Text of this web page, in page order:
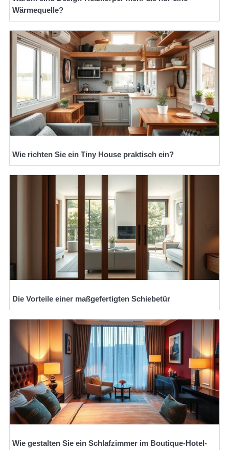
Wärmequelle?
Wie richten Sie ein Tiny House praktisch ein?
Die Vorteile einer maßgefertigten Schiebetür
Wie gestalten Sie ein Schlafzimmer im Boutique-Hotel-